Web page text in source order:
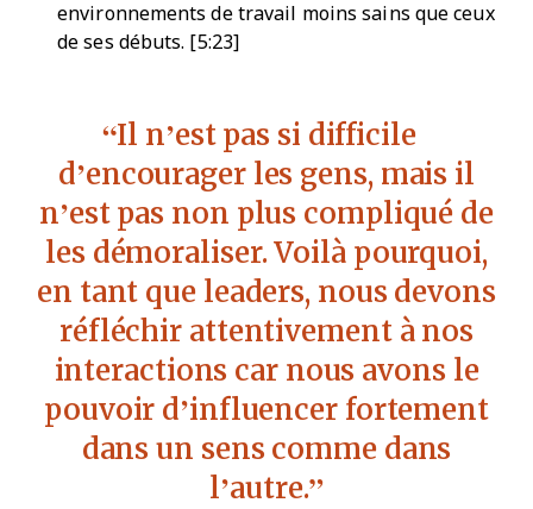
environnements de travail moins sains que ceux
de ses débuts. [5:23]
Il n’est pas si difficile
d’encourager les gens, mais il
n’est pas non plus compliqué de
les démoraliser. Voilà pourquoi,
en tant que leaders, nous devons
réfléchir attentivement à nos
interactions car nous avons le
pouvoir d’influencer fortement
dans un sens comme dans
l’autre.